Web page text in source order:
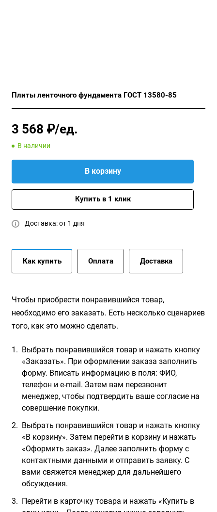
Плиты ленточного фундамента ГОСТ 13580-85
3 568 ₽/ед.
В наличии
В корзину
Купить в 1 клик
Доставка: от 1 дня
Как купить Оплата Доставка
Чтобы приобрести понравившийся товар,
необходимо его заказать. Есть несколько сценариев
того, как это можно сделать.
Выбрать понравившийся товар и нажать кнопку
«Заказать». При оформлении заказа заполнить
форму. Вписать информацию в поля: ФИО,
телефон и e-mail. Затем вам перезвонит
менеджер, чтобы подтвердить ваше согласие на
совершение покупки.
Выбрать понравившийся товар и нажать кнопку
«В корзину». Затем перейти в корзину и нажать
«Оформить заказ». Далее заполнить форму с
контактными данными и отправить заявку. С
вами свяжется менеджер для дальнейшего
обсуждения.
Перейти в карточку товара и нажать «Купить в